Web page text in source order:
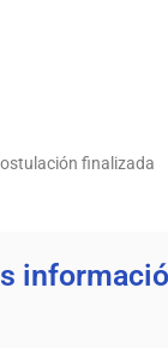
finalizada